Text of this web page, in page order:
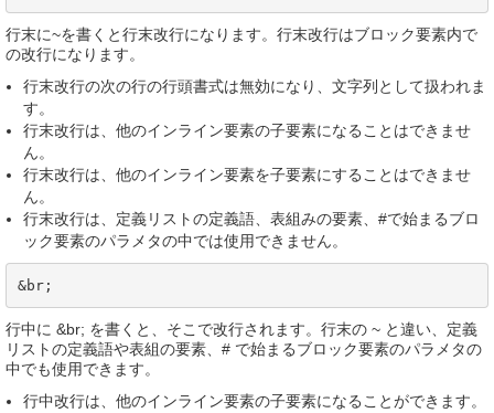
行末に~を書くと行末改行になります。行末改行はブロック要素内で
の改行になります。
行末改行の次の行の行頭書式は無効になり、文字列として扱われま
す。
行末改行は、他のインライン要素の子要素になることはできませ
ん。
行末改行は、他のインライン要素を子要素にすることはできませ
ん。
行末改行は、定義リストの定義語、表組みの要素、#で始まるブロ
ック要素のパラメタの中では使用できません。
&br;
行中に &br; を書くと、そこで改行されます。行末の ~ と違い、定義
リストの定義語や表組の要素、# で始まるブロック要素のパラメタの
中でも使用できます。
行中改行は、他のインライン要素の子要素になることができます。